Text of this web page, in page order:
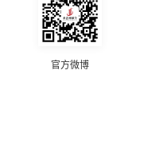
官方微博